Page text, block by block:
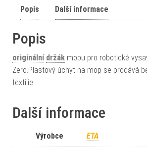
Popis Další informace
Popis
originální držák mopu pro robotické
Zero.Plastový úchyt na mop se prodává
textilie.
Další informace
Výrobce ETA